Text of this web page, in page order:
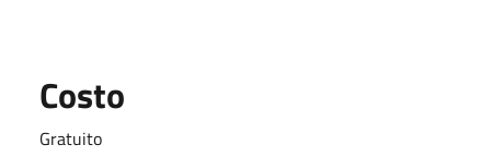
Costo
Gratuito